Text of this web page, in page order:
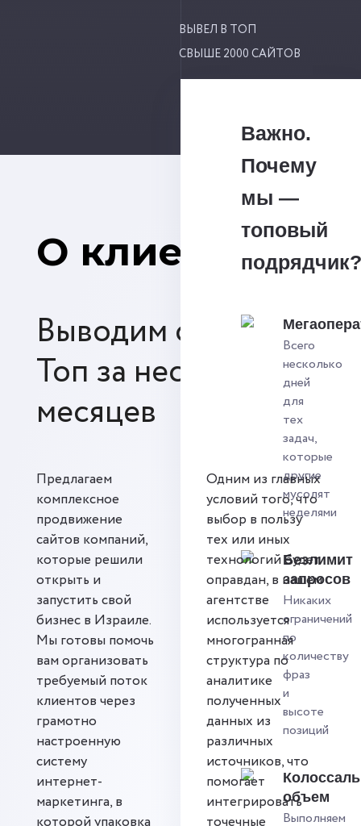
ВЫВЕЛ В ТОП
СВЫШЕ 2000 САЙТОВ
О клиентах
Выводим сайты в
Топ за несколько
месяцев
Важно.
Почему
мы —
топовый
подрядчик?
Всего
несколько
дней
для
тех
задач,
которые
другие
мусолят
неделями
Безлимит
запросов
Никаких
ограничений
по
количеству
фраз
и
высоте
позиций
объем
Выполняем
Предлагаем
комплексное
продвижение
сайтов компаний,
которые решили
открыть и
запустить свой
бизнес в Израиле.
Мы готовы помочь
вам организовать
требуемый поток
клиентов через
грамотно
настроенную
систему
интернет-
маркетинга, в
Одним из главных
условий того, что
выбор в пользу
тех или иных
технологий будет
оправдан, в нашем
агентстве
используется
многогранная
структура по
аналитике
полученных
данных из
различных
источников, что
помогает
интегрировать